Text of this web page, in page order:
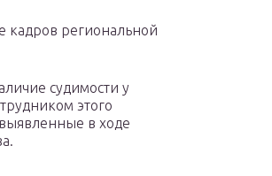
кадров региональной
судимости у
этого
в ходе